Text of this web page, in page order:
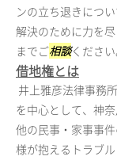
ンの立ち退きにつ
解決のために力を
までご相談ください
借地権とは
井上雅彦法律事務
を中心として、神
他の民事・家事事
様が抱えるトラブ